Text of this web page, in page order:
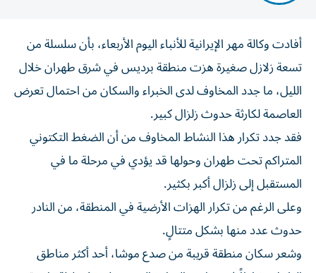
أفادت وكالة مهر الإيرانية للأنباء اليوم الأربعاء، بأن سلسلة من
تسعة زلازل صغيرة هزت منطقة برديس في شرق طهران ‌خلال
الليل، ما جدد المخاوف لدى الخبراء والسكان من احتمال تعرض
​العاصمة ⁠لكارثة حدوث زلزال كبير.
فقد جدد تكرار هذا ‌النشاط المخاوف من أن ‌الضغط التكتوني
المتراكم تحت طهران وحولها قد يؤدي في مرحلة ما في
المستقبل إلى زلزال أكبر بكثير.
وعلى الرغم من تكرار الهزات الأرضية في المنطقة، من ⁠النادر
حدوث عدد منها بشكل متتالٍ.
وشعر سكان منطقة قريبة من صدع موشا، أحد أكثر مناطق